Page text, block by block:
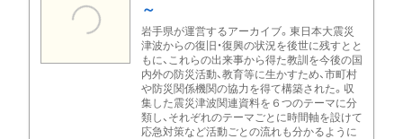
～
岩手県が運営するアーカイブ。東日本大震災
津波からの復旧・復興の状況を後世に残すとと
もに、これらの出来事から得た教訓を今後の国
内外の防災活動、教育等に生かすため、市町村
や防災関係機関の協力を得て構築された。収
集した震災津波関連資料を６つのテーマに分
類し、それぞれのテーマごとに時間軸を設けて
応急対策など活動ごとの流れも分かるように